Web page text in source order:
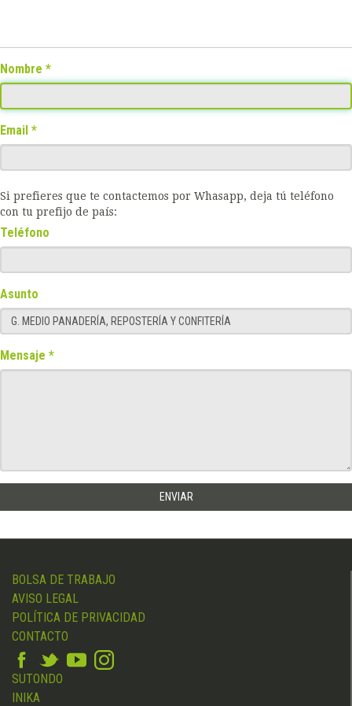
Nombre
Email
Si prefieres que te contactemos por Whasapp, deja tú teléfono
con tu prefijo de país:
Teléfono
Asunto
Mensaje
BOLSA DE TRABAJO
AVISO LEGAL
POLÍTICA DE PRIVACIDAD
CONTACTO
SUTONDO
INIKA